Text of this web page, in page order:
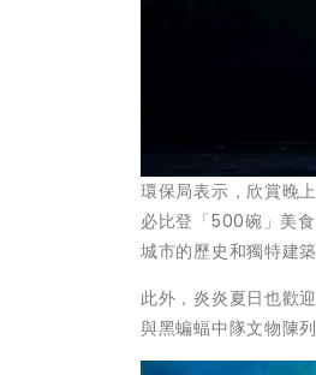
環保局表示，欣賞晚
必比登「500碗」美
城市的歷史和獨特建築
此外，炎炎夏日也歡
與黑蝙蝠中隊文物陳